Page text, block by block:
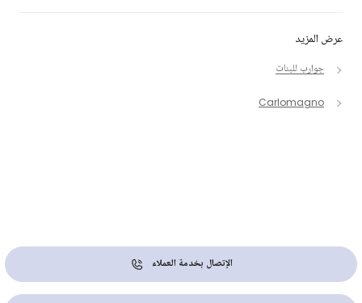
عرض المزيد
جوارب للبنات
Carlomagno
الإتصال بخدمة العملاء